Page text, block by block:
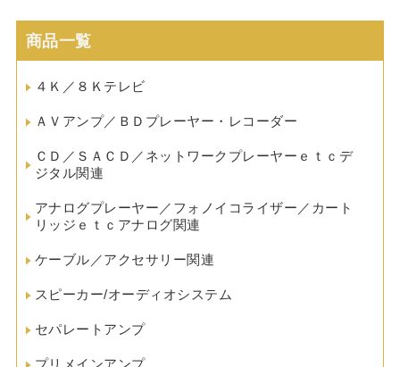
商品一覧
４Ｋ／８Ｋテレビ
ＡＶアンプ／ＢＤプレーヤー・レコーダー
ＣＤ／ＳＡＣＤ／ネットワークプレーヤーｅｔｃデ
ジタル関連
アナログプレーヤー／フォノイコライザー／カート
リッジｅｔｃアナログ関連
ケーブル／アクセサリー関連
スピーカー/オーディオシステム
セパレートアンプ